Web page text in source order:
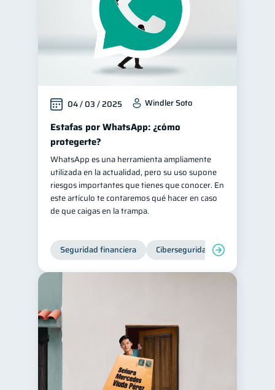
04 / 03 / 2025 Windler Soto
Estafas por WhatsApp: ¿cómo
protegerte?
WhatsApp es una herramienta ampliamente
utilizada en la actualidad, pero su uso supone
riesgos importantes que tienes que conocer. En
este artículo te contaremos qué hacer en caso
de que caigas en la trampa.
Seguridad financiera Ciberseguridad